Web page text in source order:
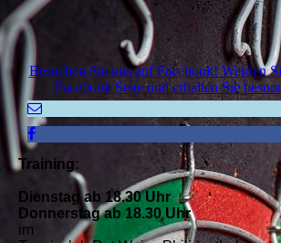
Besuchen Sie uns auf Facebook! Werden
Facebook Seite und erhalten Sie
Training:
Dienstag ab 18.30 Uhr
Donnerstag ab 18.30 Uhr
im